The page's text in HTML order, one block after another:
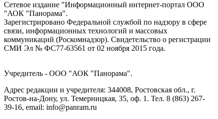
Сетевое издание "Информационный интернет-портал ООО
"АОК "Панорама".
Зарегистрировано Федеральной службой по надзору в сфере
связи, информационных технологий и массовых
коммуникаций (Роскомнадзор). Cвидетельство о регистрации
СМИ Эл № ФС77-63561 от 02 ноября 2015 года.
Учредитель - ООО "АОК "Панорама".
Адрес редакции и учредителя: 344008, Ростовская обл., г.
Ростов-на-Дону, ул. Темерницкая, 35, оф. 1. Тел. 8 (863) 267-
39-16, email: info@panram.ru